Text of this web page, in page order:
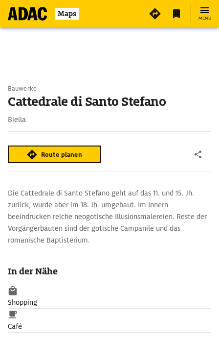
Maps MENÜ
Bauwerke
Cattedrale di Santo Stefano
Biella
Route planen
Die Cattedrale di Santo Stefano geht auf das 11. und 15. Jh.
zurück, wurde aber im 18. Jh. umgebaut. Im Innern
beeindrucken reiche neogotische Illusionsmalereien. Reste der
Vorgängerbauten sind der gotische Campanile und das
romanische Baptisterium.
In der Nähe
Shopping
Café